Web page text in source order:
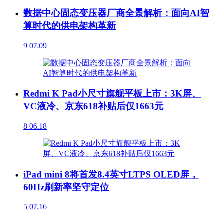
数据中心固态变压器厂商全景解析：面向AI智
算时代的供电架构革新
9 07.09
Redmi K Pad小尺寸旗舰平板上市：3K屏、
VC液冷、京东618补贴后仅1663元
8 06.18
iPad mini 8将首发8.4英寸LTPS OLED屏，
60Hz刷新率坚守定位
5 07.16